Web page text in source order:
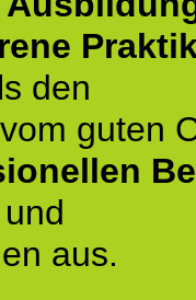
den
guten
aus.